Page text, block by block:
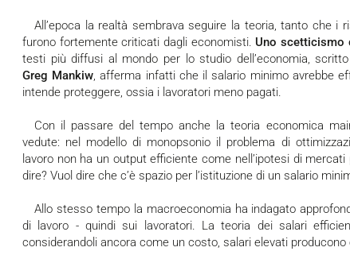
All’epoca la realtà sembrava seguire la teoria, tanto che i risultati del salario minimo di Roosevelt
furono fortemente criticati dagli economisti. Uno scetticismo
testi più diffusi al mondo per lo studio dell’economia,
Greg Mankiw, afferma infatti che il salario minimo avrebbe
intende proteggere, ossia i lavoratori meno pagati.
Con il passare del tempo anche la teoria economica mainstream ha, in parte, ampliato le sue
vedute: nel modello di monopsonio il problema di
lavoro non ha un output efficiente come nell’ipotesi di
dire? Vuol dire che c’è spazio per l’istituzione di un salario
Allo stesso tempo la macroeconomia ha indagato approfonditamente l’effetto dei salari sull’offerta
di lavoro - quindi sui lavoratori. La teoria dei salari
considerandoli ancora come un costo, salari elevati